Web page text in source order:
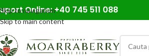
Skip to navigation
Skip to main content
Online: +40 745 511 088